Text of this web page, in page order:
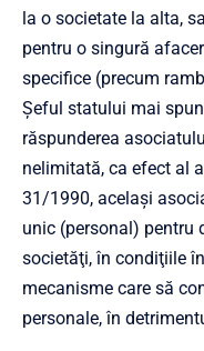
la o societate la alta,
pentru o singură
specifice (precum
Şeful statului mai
răspunderea
nelimitată, ca efect al
31/1990, acelaşi
unic (personal) pentru
societăţi, în condiţiile
mecanisme care să
personale, în